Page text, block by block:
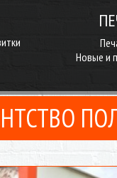
Новые и